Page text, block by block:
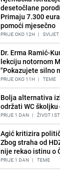
desetočlane
Primaju 7.300
pomoći mjesečno
PRIJE OKO 12H | SVIJET
Dr. Erma Ramić-
lekciju notornom
"Pokazujete silno
PRIJE OKO 11H | TEME
Bolja alternativa
održati WC
PRIJE 1 DAN | ŽIVOT I
Agić kritizira
Zbog straha od
nije rekao istinu o
PRIJE 1 DAN | TEME